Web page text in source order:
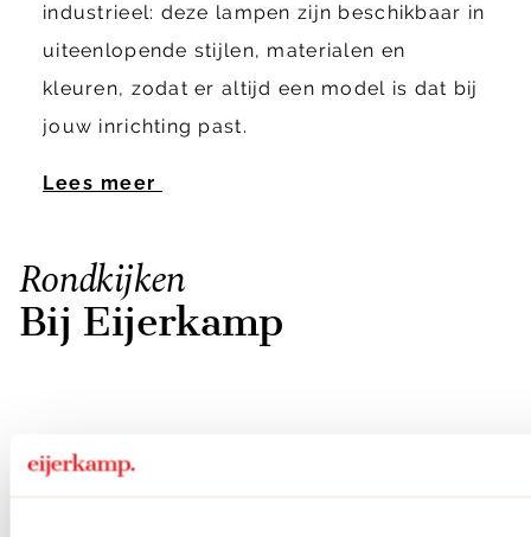
industrieel: deze lampen zijn beschikbaar in
uiteenlopende stijlen, materialen en
kleuren, zodat er altijd een model is dat bij
jouw inrichting past.
Lees meer
Rondkijken
Bij Eijerkamp